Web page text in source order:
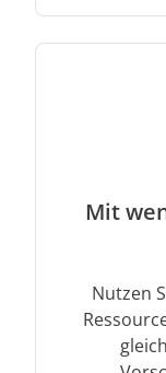
Mit
Nutzen